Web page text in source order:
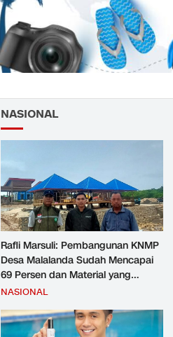
NASIONAL
Rafli Marsuli: Pembangunan KNMP
Desa Malalanda Sudah Mencapai
69 Persen dan Material yang
Digunakan Sudah Sesuai Hasil Uji
NASIONAL